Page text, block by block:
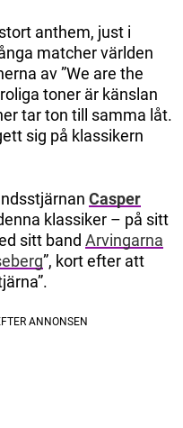
anthem, just i
matcher världen
av ”We are the
toner är känslan
tar ton till samma låt.
sig på klassikern
Casper
klassiker – på sitt
sitt band Arvingarna
”, kort efter att